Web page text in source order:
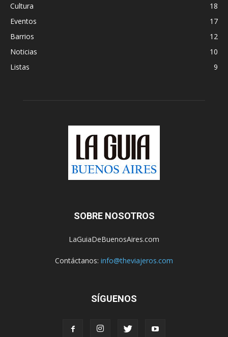
Cultura
18
Eventos
17
Barrios
12
Noticias
10
Listas
9
SOBRE NOSOTROS
LaGuiaDeBuenosAires.com
Contáctanos: info@theviajeros.com
SÍGUENOS